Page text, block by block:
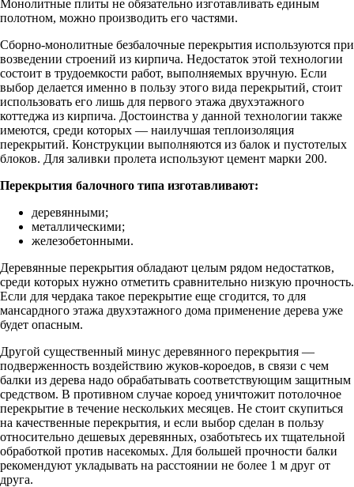
Монолитные плиты не обязательно изготавливать единым
полотном, можно производить его частями.
Сборно-монолитные безбалочные перекрытия используются при
возведении строений из кирпича. Недостаток этой технологии
состоит в трудоемкости работ, выполняемых вручную. Если
выбор делается именно в пользу этого вида перекрытий, стоит
использовать его лишь для первого этажа двухэтажного
коттеджа из кирпича. Достоинства у данной технологии также
имеются, среди которых — наилучшая теплоизоляция
перекрытий. Конструкции выполняются из балок и пустотелых
блоков. Для заливки пролета используют цемент марки 200.
Перекрытия балочного типа изготавливают:
деревянными;
металлическими;
железобетонными.
Деревянные перекрытия обладают целым рядом недостатков,
среди которых нужно отметить сравнительно низкую прочность.
Если для чердака такое перекрытие еще сгодится, то для
мансардного этажа двухэтажного дома применение дерева уже
будет опасным.
Другой существенный минус деревянного перекрытия —
подверженность воздействию жуков-короедов, в связи с чем
балки из дерева надо обрабатывать соответствующим защитным
средством. В противном случае короед уничтожит потолочное
перекрытие в течение нескольких месяцев. Не стоит скупиться
на качественные перекрытия, и если выбор сделан в пользу
относительно дешевых деревянных, озаботьтесь их тщательной
обработкой против насекомых. Для большей прочности балки
рекомендуют укладывать на расстоянии не более 1 м друг от
друга.